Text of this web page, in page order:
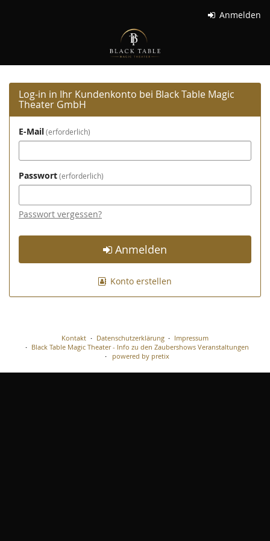
Anmelden
Table
Magic
Theater
GmbH
Log-in in Ihr Kundenkonto bei Black Table Magic
Theater GmbH
E-Mail erforderlich
Passwort erforderlich
Passwort vergessen?
Anmelden
Konto erstellen
Kontakt Datenschutzerklärung
Impressum
Black Table Magic Theater - Info zu den Zaubershows Veranstaltungen
powered by pretix